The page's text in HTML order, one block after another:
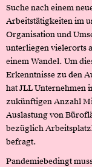
Suche nach einem
Arbeitstätigkeiten im
Organisation und
unterliegen vielerorts
einem Wandel. Um
Erkenntnisse zu den
hat JLL Unternehmen
zukünftigen Anzahl
Auslastung von
bezüglich
befragt.
Pandemiebedingt